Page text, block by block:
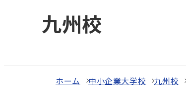
九州校
ホーム 中小企業大学校 九州校